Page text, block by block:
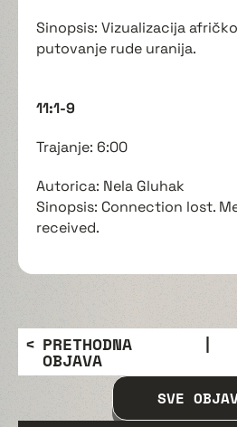
Sinopsis: Vizualizacija
putovanje rude uranija.
11:1-9
Trajanje: 6:00
Autorica: Nela Gluhak
Sinopsis: Connection lost.
received.
PRETHODNA
OBJAVA
|
SVE